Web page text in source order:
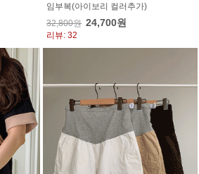
임부복(아이보리 컬러추가)
32,800원 24,700원
리뷰: 32